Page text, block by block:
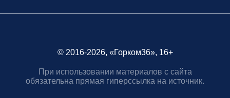
© 2016-2026, «Горком36», 16+
При использовании материалов с сайта
обязательна прямая гиперссылка на источник.